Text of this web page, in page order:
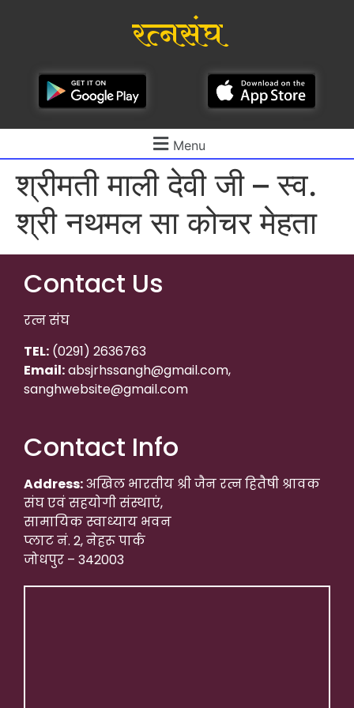
रत्नसंघ
Menu
श्रीमती माली देवी जी – स्व.
श्री नथमल सा कोचर मेहता
Contact Us
रत्न संघ
TEL: (0291) 2636763
Email:absjrhssangh@gmail.com,
sanghwebsite@gmail.com
Contact Info
Address:अखिल भारतीय श्री जैन रत्न हितैषी श्रावक
संघ एवं सहयोगी संस्थाएं,
सामायिक स्वाध्याय भवन
प्लाट नं. 2, नेहरू पार्क
जोधपुर – 342003